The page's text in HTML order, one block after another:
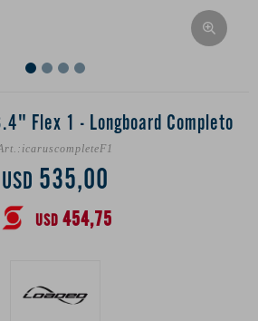
Flex 1 - Longboard Completo
icaruscompleteF1
USD 535,00
USD 454,75